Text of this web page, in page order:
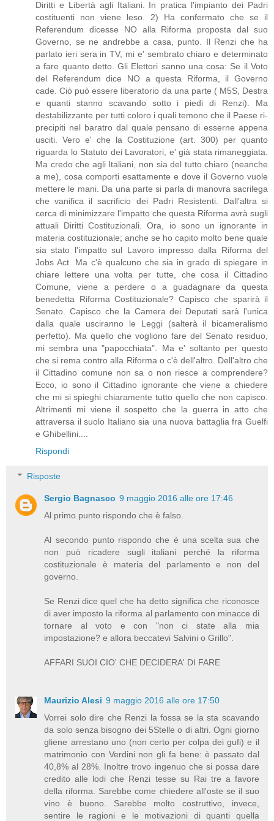
Diritti e Libertà agli Italiani. In pratica l'impianto dei Padri
costituenti non viene leso. 2) Ha confermato che se il
Referendum dicesse NO alla Riforma proposta dal suo
Governo, se ne andrebbe a casa, punto. Il Renzi che ha
parlato ieri sera in TV, mi e' sembrato chiaro e determinato
a fare quanto detto. Gli Elettori sanno una cosa: Se il Voto
del Referendum dice NO a questa Riforma, il Governo
cade. Ciò può essere liberatorio da una parte ( M5S, Destra
e quanti stanno scavando sotto i piedi di Renzi). Ma
destabilizzante per tutti coloro i quali temono che il Paese ri-
precipiti nel baratro dal quale pensano di esserne appena
usciti. Vero e' che la Costituzione (art. 300) per quanto
riguarda lo Statuto dei Lavoratori, e' già stata rimaneggiata.
Ma credo che agli Italiani, non sia del tutto chiaro (neanche
a me), cosa comporti esattamente e dove il Governo vuole
mettere le mani. Da una parte si parla di manovra sacrilega
che vanifica il sacrificio dei Padri Resistenti. Dall'altra si
cerca di minimizzare l'impatto che questa Riforma avrà sugli
attuali Diritti Costituzionali. Ora, io sono un ignorante in
materia costituzionale; anche se ho capito molto bene quale
sia stato l'impatto sul Lavoro impresso dalla Riforma del
Jobs Act. Ma c'è qualcuno che sia in grado di spiegare in
chiare lettere una volta per tutte, che cosa il Cittadino
Comune, viene a perdere o a guadagnare da questa
benedetta Riforma Costituzionale? Capisco che sparirà il
Senato. Capisco che la Camera dei Deputati sarà l'unica
dalla quale usciranno le Leggi (salterà il bicameralismo
perfetto). Ma quello che vogliono fare del Senato residuo,
mi sembra una "papocchiata". Ma e' soltanto per questo
che si rema contro alla Riforma o c'è dell'altro. Dell'altro che
il Cittadino comune non sa o non riesce a comprendere?
Ecco, io sono il Cittadino ignorante che viene a chiedere
che mi si spieghi chiaramente tutto quello che non capisco.
Altrimenti mi viene il sospetto che la guerra in atto che
attraversa il suolo Italiano sia una nuova battaglia fra Guelfi
e Ghibellini....
Rispondi
Risposte
Sergio Bagnasco 9 maggio 2016 alle ore 17:46
Al primo punto rispondo che è falso.
Al secondo punto rispondo che è una scelta sua che
non può ricadere sugli italiani perché la riforma
costituzionale è materia del parlamento e non del
governo.
Se Renzi dice quel che ha detto significa che riconosce
di aver imposto la riforma al parlamento con minacce di
tornare al voto e con "non ci state alla mia
impostazione? e allora beccatevi Salvini o Grillo".
AFFARI SUOI CIO' CHE DECIDERA' DI FARE
Maurizio Alesi 9 maggio 2016 alle ore 17:50
Vorrei solo dire che Renzi la fossa se la sta scavando
da solo senza bisogno dei 5Stelle o di altri. Ogni giorno
gliene arrestano uno (non certo per colpa dei gufi) e il
matrimonio con Verdini non gli fa bene: è passato dal
40,8% al 28%. Inoltre trovo ingenuo che si possa dare
credito alle lodi che Renzi tesse su Rai tre a favore
della riforma. Sarebbe come chiedere all'oste se il suo
vino è buono. Sarebbe molto costruttivo, invece,
sentire le ragioni e le motivazioni di quanti quella